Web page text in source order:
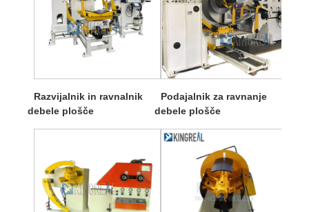
Razvijalnik in ravnalnik
debele plošče
Podajalnik za ravnanje
debele plošče